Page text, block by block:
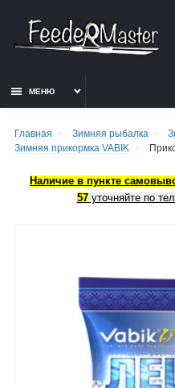
МЕНЮ
Главная Зимняя рыбалка
Зимняя прикормка VABIK
Наличие в пункте
57уточняйте по